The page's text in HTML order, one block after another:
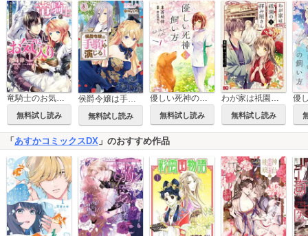
竜騎士のお気に入り
無料試し読み
侯爵令嬢は手駒を演じる
無料試し読み
優しい死神の飼い方 THE COMIC
無料試し読み
わが家は祇園の拝み屋さん
無料試し読み
「 あすかコミックスDX 」のおすすめ作品